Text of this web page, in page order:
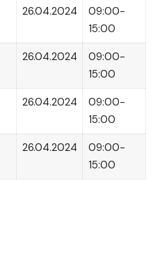
26.04.2024
09:00-
15:00
26.04.2024
09:00-
15:00
26.04.2024
09:00-
15:00
26.04.2024
09:00-
15:00